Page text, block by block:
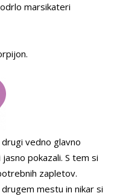
marsikateri
vedno glavno
pokazali. S tem si
zapletov.
mestu in nikar si